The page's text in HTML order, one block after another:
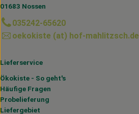
01683 Nossen
035242-65620
oekokiste (at) hof-mahlitzsch.de
Lieferservice
Ökokiste - So geht's
Häufige Fragen
Probelieferung
Liefergebiet